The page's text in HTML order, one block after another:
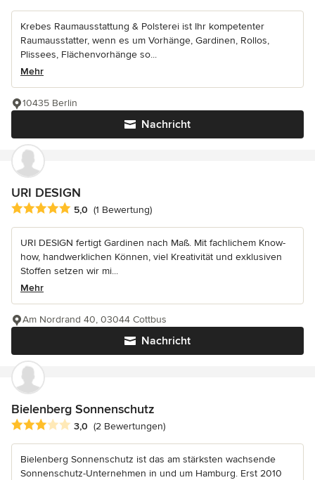
Krebes Raumausstattung & Polsterei ist Ihr kompetenter
Raumausstatter, wenn es um Vorhänge, Gardinen, Rollos,
Plissees, Flächenvorhänge so...
Mehr
Nachricht
10435 Berlin
URI DESIGN
Durchschnittliche Bewertung: 5 von 5 Sternen
5,0 (1 Bewertung)
URI DESIGN fertigt Gardinen nach Maß. Mit fachlichem Know-
how, handwerklichen Können, viel Kreativität und exklusiven
Stoffen setzen wir mi...
Mehr
Nachricht
Am Nordrand 40, 03044 Cottbus
Bielenberg Sonnenschutz
Durchschnittliche Bewertung: 3 von 5 Sternen
3,0 (2 Bewertungen)
Bielenberg Sonnenschutz ist das am stärksten wachsende
Sonnenschutz-Unternehmen in und um Hamburg. Erst 2010